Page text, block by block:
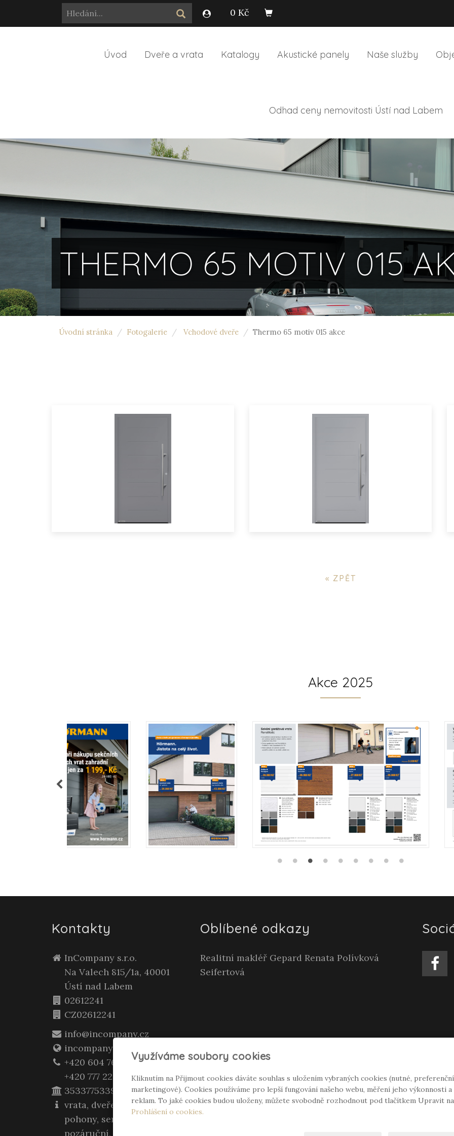
0 Kč
Úvod Dveře a vrata Katalogy Akustické panely Naše služby
Odhad ceny nemovitosti Ústí nad Labem
Úvodní stránka Fotogalerie Vchodové dveře Thermo 65 motiv 015 akce
THERMO 65 MOTIV 015
« ZPĚT
Akce 2025
Kontakty
InCompany s.r.o.
Na Valech 815/1a, 40001
Ústí nad Labem
02612241
CZ02612241
info@incompany.cz
incompany.cz
+420 604 762 400
+420 777 223 957
3533775339/0800
vrata, dveře, zárubně,
pohony, servis záruční i
pozáruční, montáž, opravy,
Oblíbené odkazy
Realitní makléř Gepard Renata Polívková
Seifertová
Využíváme soubory cookies
Kliknutím na Přijmout cookies dáváte souhlas s uložením vybraných cookies (nutné,
marketingové). Cookies používáme pro lepší fungování našeho webu, měření jeho výkonnosti
reklam. To jaké cookies budou uloženy, můžete svobodně rozhodnout pod tlačítkem Upravit
Prohlášení o cookies.